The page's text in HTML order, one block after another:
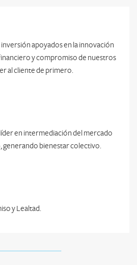
apoyados en la innovación
y compromiso de nuestros
al cliente de primero.
en intermediación del mercado
generando bienestar colectivo.
y Lealtad.